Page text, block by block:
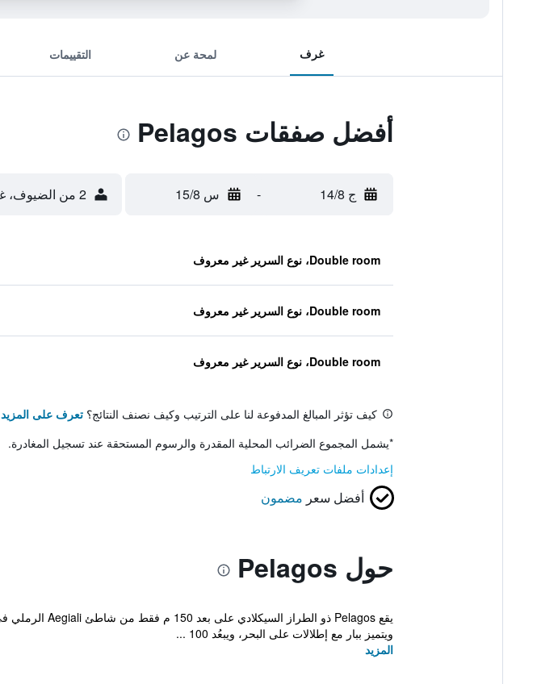
غرف لمحة عن التقييمات
أفضل صفقات Pelagos
ج 14/8 - س 15/8 2 من الضيوف، غرفة واحدة
Double room، نوع السرير غير معروف
Double room، نوع السرير غير معروف
Double room، نوع السرير غير معروف
كيف تؤثر المبالغ المدفوعة لنا على الترتيب وكيف نصنف النتائج؟ تعرف على المزيد
*يشمل المجموع الضرائب المحلية المقدرة والرسوم المستحقة عند تسجيل المغادرة.
إعدادات ملفات تعريف الارتباط
أفضل سعر مضمون
حول Pelagos
ويتميز ببار مع إطلالات على البحر، ويبعُد 100 ...
المزيد